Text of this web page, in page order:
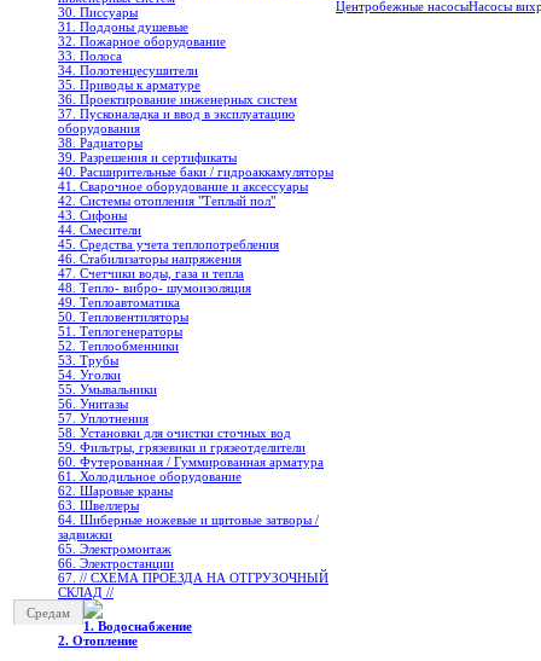
30. Писсуары
31. Поддоны душевые
32. Пожарное оборудование
33. Полоса
34. Полотенцесушители
35. Приводы к арматуре
36. Проектирование инженерных систем
37. Пусконаладка и ввод в эксплуатацию
оборудования
38. Радиаторы
39. Разрешения и сертификаты
40. Расширительные баки / гидроаккамуляторы
41. Сварочное оборудование и аксессуары
42. Системы отопления "Теплый пол"
43. Сифоны
44. Смесители
45. Средства учета теплопотребления
46. Стабилизаторы напряжения
47. Счетчики воды, газа и тепла
48. Тепло- вибро- шумоизоляция
49. Теплоавтоматика
50. Тепловентиляторы
51. Теплогенераторы
52. Теплообменники
53. Трубы
54. Уголки
55. Умывальники
56. Унитазы
57. Уплотнения
58. Установки для очистки сточных вод
59. Фильтры, грязевики и грязеотделители
60. Футерованная / Гуммированная арматура
61. Холодильное oборудование
62. Шаровые краны
63. Швеллеры
64. Шиберные ножевые и щитовые затворы /
задвижки
65. Электромонтаж
66. Электростанции
67. // СХЕМА ПРОЕЗДА НА ОТГРУЗОЧНЫЙ
СКЛАД //
Средам
1. Водоснабжение
2. Отопление
Центробежные насосыНасосы